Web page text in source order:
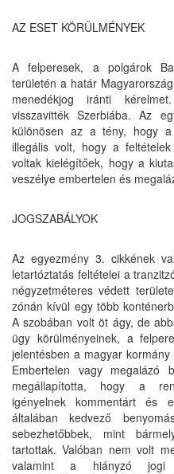
AZ ESET KÖRÜLMÉNYEK
A felperesek, a polgárok
területén a határ
menedékjog iránti
visszavitték Szerbiába. Az
különösen az a tény, hogy
illegális volt, hogy a
voltak kielégítőek, hogy a
veszélye embertelen és
JOGSZABÁLYOK
Az egyezmény 3. cikkének
letartóztatás feltételei a
négyzetméteres védett
zónán kívül egy több
A szobában volt öt ágy, de
ügy körülményeinek, a
jelentésben a magyar
Embertelen vagy megalázó
megállapította, hogy a
igényelnek kommentárt és
általában kedvező
sebezhetőbbek, mint
tartottak. Valóban nem volt
valamint a hiányzó jogi